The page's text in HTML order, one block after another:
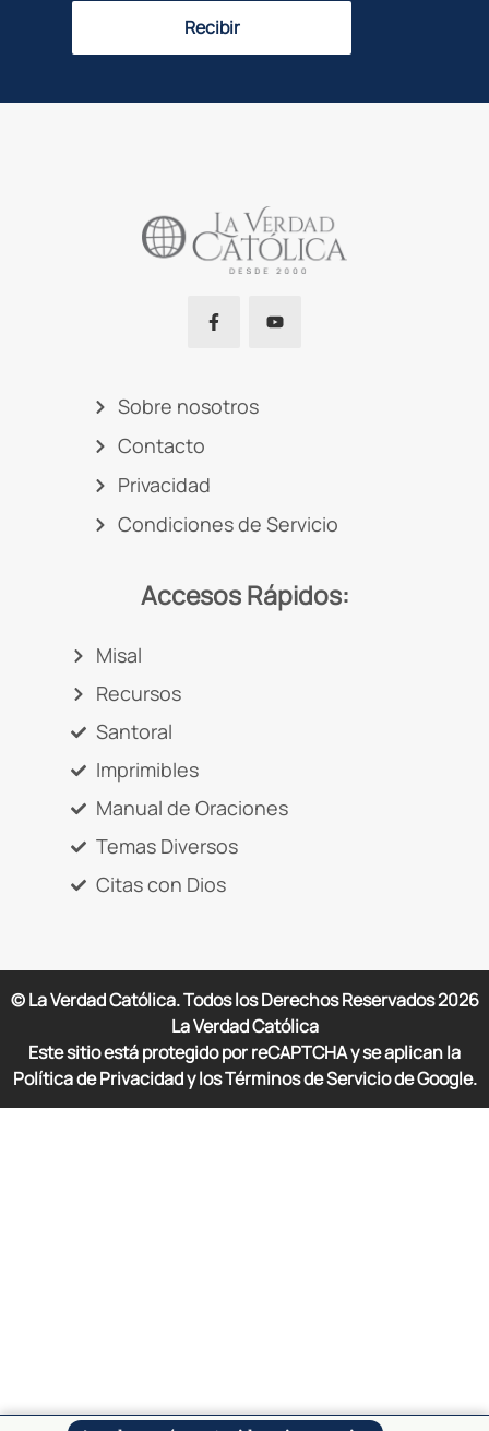
Recibir
Sobre nosotros
Contacto
Privacidad
Condiciones de Servicio
Accesos Rápidos:
Misal
Recursos
Santoral
Imprimibles
Manual de Oraciones
Temas Diversos
Citas con Dios
© La Verdad Católica. Todos los Derechos Reservados2026
La Verdad Católica
Este sitio está protegido por reCAPTCHA y se aplican la
Política de Privacidad y los Términos de Servicio de Google.